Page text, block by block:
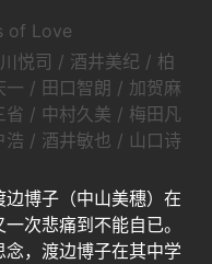
of Love
悦司 / 酒井美纪 / 柏
/ 田口智朗 / 加贺麻
/ 中村久美 / 梅田凡
/ 酒井敏也 / 山口诗
博子（中山美穗）在
次悲痛到不能自已。
，渡边博子在其中学